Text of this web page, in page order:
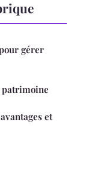
gérer
patrimoine
et